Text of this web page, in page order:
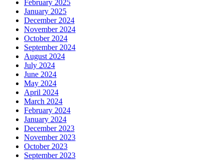
February 2025
January 2025
December 2024
November 2024
October 2024
September 2024
August 2024
July 2024
June 2024
May 2024
April 2024
March 2024
February 2024
January 2024
December 2023
November 2023
October 2023
September 2023